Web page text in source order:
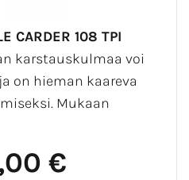
CARDER 108 TPI
karstauskulmaa voi
on hieman kaareva
Mukaan
€